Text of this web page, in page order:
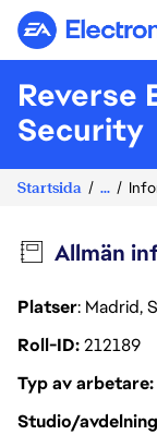
Reverse
Security
Startsida ...
Allmän
Platser: Madrid,
Roll-ID212189
Typ av arbetare
Studio/